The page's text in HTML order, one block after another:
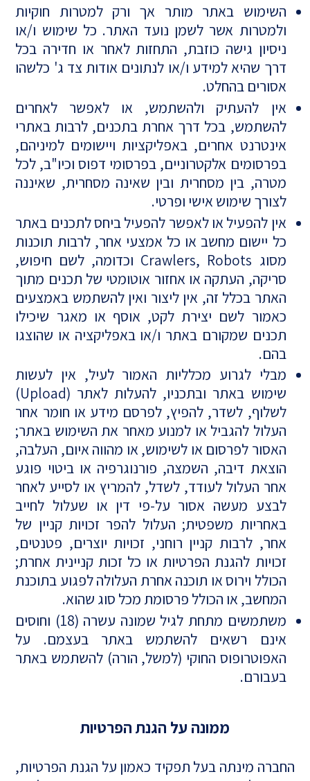
השימוש באתר מותר אך ורק למטרות חוקיות
ולמטרות אשר לשמן נועד האתר. כל שימוש ו/או
ניסיון גישה כוזבת, התחזות לאחר או חדירה בכל
דרך שהיא למידע ו/או לנתונים אודות צד ג' כלשהו
אסורים בהחלט.
אין להעתיק ולהשתמש, או לאפשר לאחרים
להשתמש, בכל דרך אחרת בתכנים, לרבות באתרי
אינטרנט אחרים, באפליקציות ויישומים למיניהם,
בפרסומים אלקטרוניים, בפרסומי דפוס וכיו"ב, לכל
מטרה, בין מסחרית ובין שאינה מסחרית, שאיננה
לצורך שימוש אישי ופרטי.
אין להפעיל או לאפשר להפעיל ביחס לתכנים באתר
כל יישום מחשב או כל אמצעי אחר, לרבות תוכנות
מסוג Crawlers, Robots וכדומה, לשם חיפוש,
סריקה, העתקה או אחזור אוטומטי של תכנים מתוך
האתר בכלל זה, אין ליצור ואין להשתמש באמצעים
כאמור לשם יצירת לקט, אוסף או מאגר שיכילו
תכנים שמקורם באתר ו/או באפליקציה או שהוצגו
בהם.
מבלי לגרוע מכלליות האמור לעיל, אין לעשות
שימוש באתר ובתכניו, להעלות לאתר (Upload)
לשלוף, לשדר, להפיץ, לפרסם מידע או חומר אחר
העלול להגביל או למנוע מאחר את השימוש באתר;
האסור לפרסום או לשימוש, או מהווה איום, העלבה,
הוצאת דיבה, השמצה, פורנוגרפיה או ביטוי פוגע
אחר העלול לעודד, לשדל, להמריץ או לסייע לאחר
לבצע מעשה אסור על-פי דין או שעלול לחייב
באחריות משפטית; העלול להפר זכויות קניין של
אחר, לרבות קניין רוחני, זכויות יוצרים, פטנטים,
זכויות להגנת הפרטיות או כל זכות קניינית אחרת;
הכולל וירוס או תוכנה אחרת העלולה לפגוע בתוכנת
המחשב, או הכולל פרסומת מכל סוג שהוא.
משתמשים מתחת לגיל שמונה עשרה (18) וחוסים
אינם רשאים להשתמש באתר בעצמם. על
האפוטרופוס החוקי (למשל, הורה) להשתמש באתר
בעבורם.
ממונה על הגנת הפרטיות
החברה מינתה בעל תפקיד כאמון על הגנת הפרטיות,